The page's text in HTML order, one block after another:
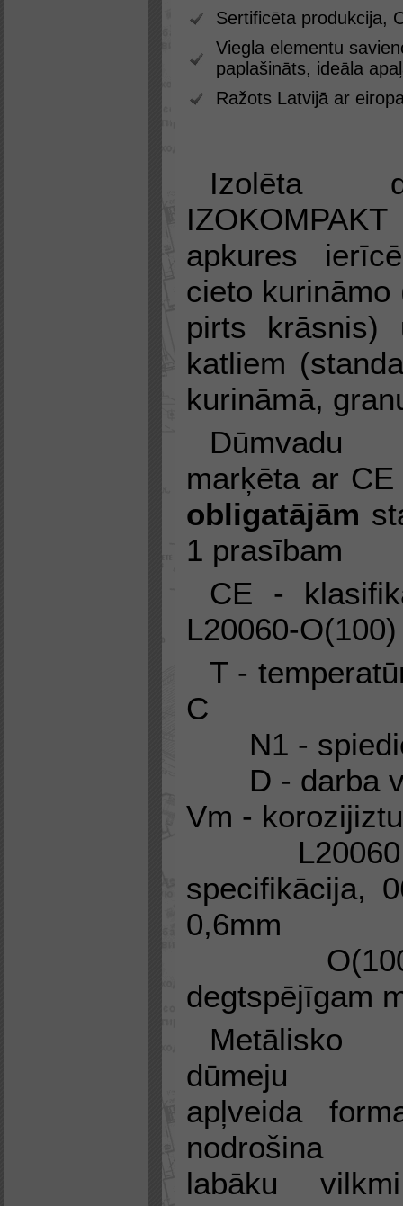
Sertificēta produkcija,
Viegla elementu
paplašināts, ideāla
Ražots Latvijā ar
Izolēta
apkures
cieto
pirts krāsnis)
katliem
kurināmā,
Dūmvadu
marķēta ar
obligatājām
1 prasībam
CE -
L20060-O(100)
T -
C
N1 -
D - darba
Vm -
L20060 -
specifikācija,
0,6mm
degtspējīgam
Metālisko
dūmeju
apļveida
nodrošina
labāku